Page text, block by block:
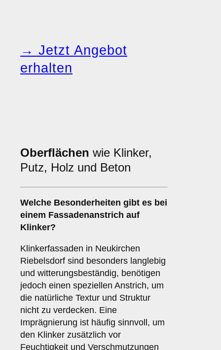
→ Jetzt Angebot
erhalten
Oberflächen wie Klinker,
Putz, Holz und Beton
Welche Besonderheiten gibt es bei
einem Fassadenanstrich auf
Klinker?
Klinkerfassaden in Neukirchen
Riebelsdorf sind besonders langlebig
und witterungsbeständig, benötigen
jedoch einen speziellen Anstrich, um
die natürliche Textur und Struktur
nicht zu verdecken. Eine
Imprägnierung ist häufig sinnvoll, um
den Klinker zusätzlich vor
Feuchtigkeit und Verschmutzungen